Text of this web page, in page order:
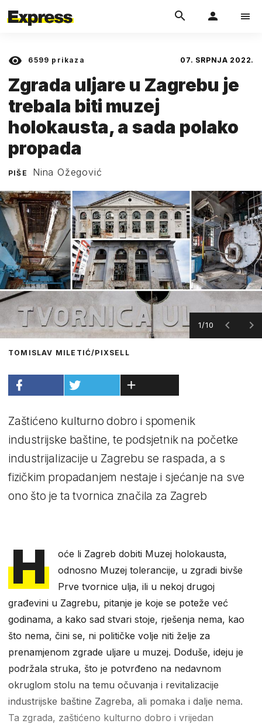
6599 prikaza 07. SRPNJA 2022.
Zgrada uljare u Zagrebu je
trebala biti muzej
holokausta, a sada polako
propada
PIŠE Nina Ožegović
1/10
TOMISLAV MILETIĆ/PIXSELL
Zaštićeno kulturno dobro i spomenik
industrijske baštine, te podsjetnik na početke
industrijalizacije u Zagrebu se raspada, a s
fizičkim propadanjem nestaje i sjećanje na sve
ono što je ta tvornica značila za Zagreb
H
oće li Zagreb dobiti Muzej holokausta,
odnosno Muzej tolerancije, u zgradi bivše
Prve tvornice ulja, ili u nekoj drugoj
građevini u Zagrebu, pitanje je koje se poteže već
godinama, a kako sad stvari stoje, rješenja nema, kao
što nema, čini se, ni političke volje niti želje za
prenamjenom zgrade uljare u muzej. Doduše, ideju je
podržala struka, što je potvrđeno na nedavnom
okruglom stolu na temu očuvanja i revitalizacije
industrijske baštine Zagreba, ali pomaka i dalje nema.
Ta zgrada, zaštićeno kulturno dobro i vrijedan